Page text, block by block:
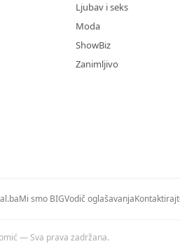
Ljubav i seks
Moda
ShowBiz
Zanimljivo
Mi smo BIGVodič oglašavanja
— Sva prava zadržana.